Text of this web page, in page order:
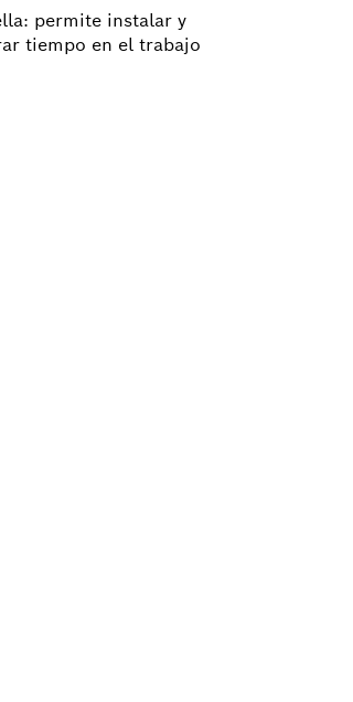
permite instalar y
tiempo en el trabajo